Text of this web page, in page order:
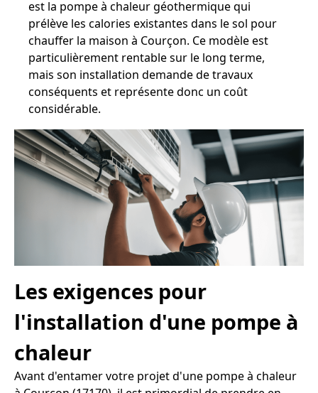
est la pompe à chaleur géothermique qui
prélève les calories existantes dans le sol pour
chauffer la maison à Courçon. Ce modèle est
particulièrement rentable sur le long terme,
mais son installation demande de travaux
conséquents et représente donc un coût
considérable.
Les exigences pour
l'installation d'une pompe à
chaleur
Avant d'entamer votre projet d'une pompe à chaleur